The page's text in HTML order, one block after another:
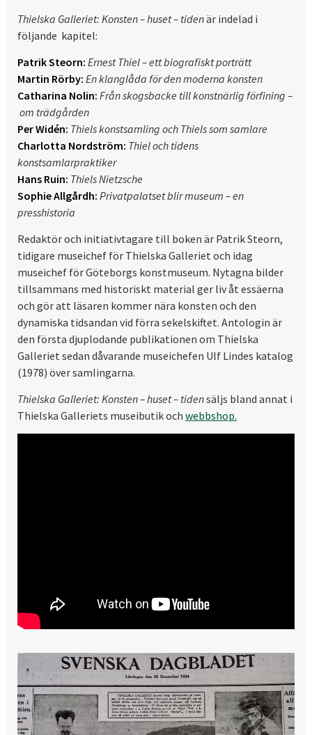
Thielska Galleriet: Konsten – huset – tidenär indelad i
följande kapitel:
Patrik Steorn: Ernest Thiel – ett biografiskt porträtt
Martin Rörby: En klanglåda för den moderna konsten
Catharina Nolin: Från skogsbacke till konstnärlig förfining –
om trädgården
Per Widén: Thiels konstsamling och Thiels som samlare
Charlotta Nordström: Thiel och tidens
konstsamlarpraktiker
Hans Ruin: Thiels Nietzsche
Sophie Allgårdh: Privatpalatset blir museum – en
presshistoria
Redaktör och initiativtagare till boken är Patrik Steorn,
tidigare museichef för Thielska Galleriet och idag
museichef för Göteborgs konstmuseum. Nytagna bilder
tillsammans med historiskt material ger liv åt essäerna
och gör att läsaren kommer nära konsten och den
dynamiska tidsandan vid förra sekelskiftet. Antologin är
den första djuplodande publikationen om Thielska
Galleriet sedan dåvarande museichefen Ulf Lindes katalog
(1978) över samlingarna.
Thielska Galleriet: Konsten – huset – tidensäljs bland annat i
Thielska Galleriets museibutik och webbshop.